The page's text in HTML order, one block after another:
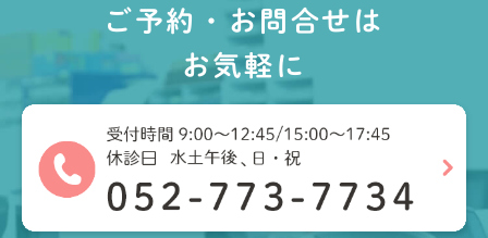
ご予約・お問合せは
お気軽に